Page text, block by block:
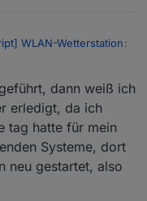
WLAN-Wetterstation:
v3.3.0 geupdatet,
die shellversion
ich die
für die
aber auf die
gehe und auf prüfe
bei dem alten
Hast du nach dem
Sonst führt er die
dem RAM aus, egal
;)
so. Die muss ich
der Website täglich
nachtragen. Das
und "mein"
ansehen ob man
kann. Per Hand
dann weiß ich
erledigt, da ich
tag hatte für mein
Systeme, dort
neu gestartet, also